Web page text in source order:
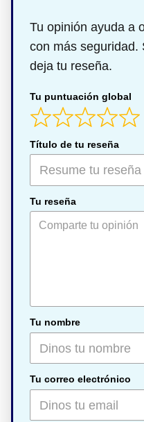
Tu opinión ayuda a
con más seguridad.
deja tu reseña.
Tu puntuación global
Título de tu reseña
Tu reseña
Tu nombre
Tu correo electrónico